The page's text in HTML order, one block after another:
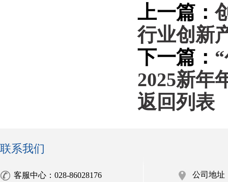
上一篇：
行业创新
下一篇：
2025新年
返回列表
联系我们
客服中心：028-86028176 公司地址